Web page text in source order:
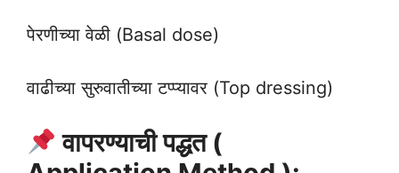
पेरणीच्या वेळी (Basal dose)
वाढीच्या सुरुवातीच्या टप्प्यावर (Top dressing)
वापरण्याची पद्धत (